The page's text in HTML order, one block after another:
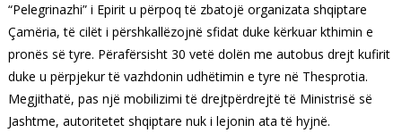
“Pelegrinazhi” i Epirit u përpoq të zbatojë organizata shqiptare
Çamëria, të cilët i përshkallëzojnë sfidat duke kërkuar kthimin e
pronës së tyre. Përafërsisht 30 vetë dolën me autobus drejt kufirit
duke u përpjekur të vazhdonin udhëtimin e tyre në Thesprotia.
Megjithatë, pas një mobilizimi të drejtpërdrejtë të Ministrisë së
Jashtme, autoritetet shqiptare nuk i lejonin ata të hyjnë.